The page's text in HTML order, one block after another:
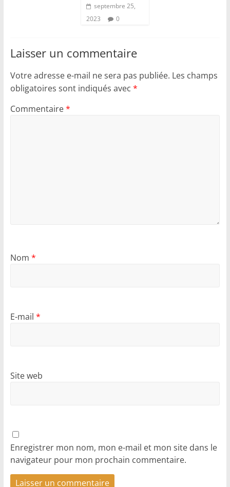
septembre 25,
2023
0
Laisser un commentaire
Votre adresse e-mail ne sera pas publiée. Les champs
obligatoires sont indiqués avec *
Commentaire*
Nom *
E-mail *
Site web
Enregistrer mon nom, mon e-mail et mon site dans le
navigateur pour mon prochain commentaire.